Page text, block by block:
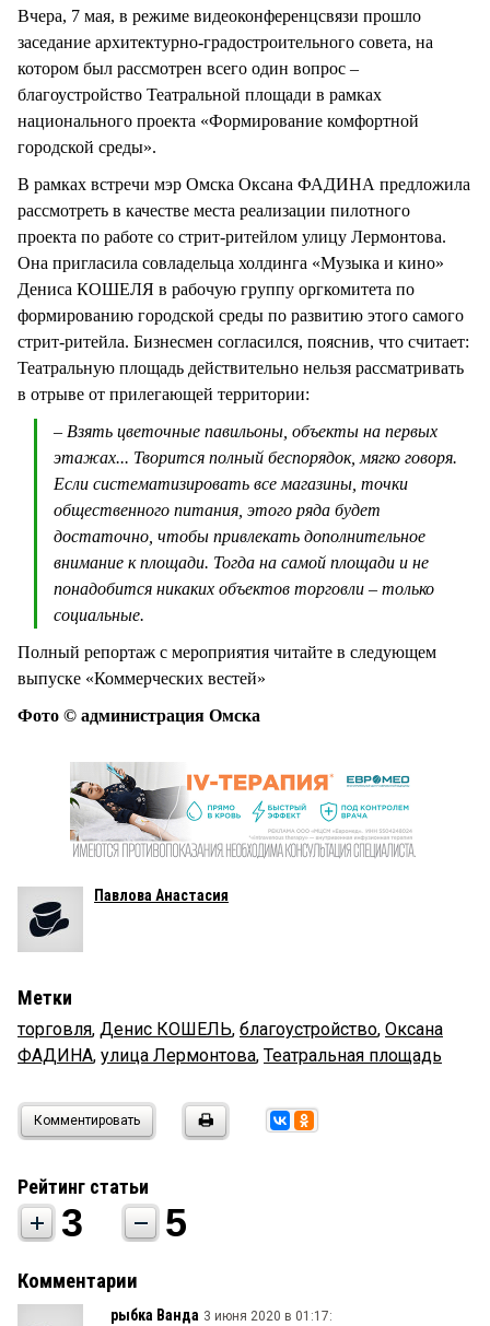
Вчера, 7 мая, в режиме видеоконференцсвязи прошло
заседание архитектурно-градостроительного совета, на
котором был рассмотрен всего один вопрос –
благоустройство Театральной площади в рамках
национального проекта «Формирование комфортной
городской среды».
В рамках встречи мэр Омска Оксана ФАДИНА предложила
рассмотреть в качестве места реализации пилотного
проекта по работе со стрит-ритейлом улицу Лермонтова.
Она пригласила совладельца холдинга «Музыка и кино»
Дениса КОШЕЛЯ в рабочую группу оргкомитета по
формированию городской среды по развитию этого самого
стрит-ритейла. Бизнесмен согласился, пояснив, что считает:
Театральную площадь действительно нельзя рассматривать
в отрыве от прилегающей территории:
– Взять цветочные павильоны, объекты на первых
этажах... Творится полный беспорядок, мягко говоря.
Если систематизировать все магазины, точки
общественного питания, этого ряда будет
достаточно, чтобы привлекать дополнительное
внимание к площади. Тогда на самой площади и не
понадобится никаких объектов торговли – только
социальные.
Полный репортаж с мероприятия читайте в следующем
выпуске «Коммерческих вестей»
Фото © администрация Омска
Павлова Анастасия
Метки
торговля, Денис КОШЕЛЬ, благоустройство, Оксана
ФАДИНА, улица Лермонтова, Театральная площадь
Комментировать
Рейтинг статьи
3 5
Комментарии
рыбка Ванда 3 июня 2020 в 01:17: